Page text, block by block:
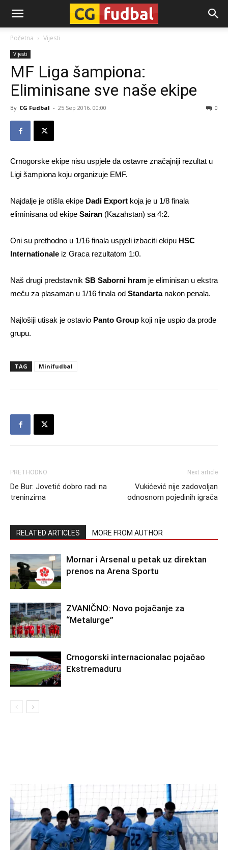
CG-
Fudbal
Početna Vijesti
Vijesti
MF Liga šampiona:
Eliminisane sve naše ekipe
By CG Fudbal - 25 Sep 2016. 00:00 0
Crnogorske ekipe nisu uspjele da ostavre značajniji rezultat u
Ligi šampiona koju organizuje EMF.
Najdalje je otišla ekipe Dadi Export koja je u 1/8 finala
eliminisana od ekipe Sairan (Kazahstan) sa 4:2.
Oni su prethodno u 1/16 finala uspjeli izbaciti ekipu HSC
Internationale iz Graca rezultatom 1:0.
Naš drugi predstavnik SB Saborni hram je eliminisan u ekstra
meču za plasaman u 1/16 finala od Standartanakon penala.
Najlošiji utisak je ostavio Panto Group koji nije uspio da prođe
grupu.
TAG Minifudbal
PRETHODNO
De Bur: Jovetić dobro radi na
treninzima
Next article
Vukićević nije zadovoljan
odnosnom pojedinih igrača
RELATED ARTICLES MORE FROM AUTHOR
Mornar i Arsenal u petak uz direktan
prenos na Arena Sportu
ZVANIČNO: Novo pojačanje za
“Metalurge”
Crnogorski internacionalac pojačao
Ekstremaduru